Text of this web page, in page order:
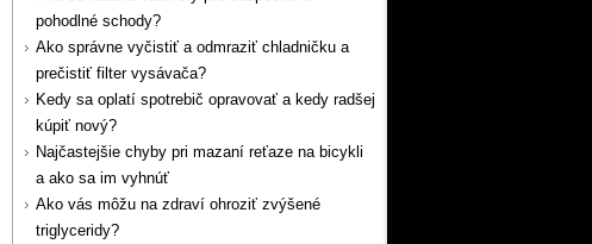
pohodlné schody?
Ako správne vyčistiť a odmraziť chladničku a
prečistiť filter vysávača?
Kedy sa oplatí spotrebič opravovať a kedy radšej
kúpiť nový?
Najčastejšie chyby pri mazaní reťaze na bicykli
a ako sa im vyhnúť
Ako vás môžu na zdraví ohroziť zvýšené
triglyceridy?